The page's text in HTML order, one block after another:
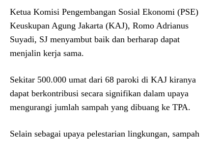
Ketua Komisi Pengembangan Sosial Ekonomi (PSE)
Keuskupan Agung Jakarta (KAJ), Romo Adrianus
Suyadi, SJ menyambut baik dan berharap dapat
menjalin kerja sama.
Sekitar 500.000 umat dari 68 paroki di KAJ kiranya
dapat berkontribusi secara signifikan dalam upaya
mengurangi jumlah sampah yang dibuang ke TPA.
Selain sebagai upaya pelestarian lingkungan, sampah